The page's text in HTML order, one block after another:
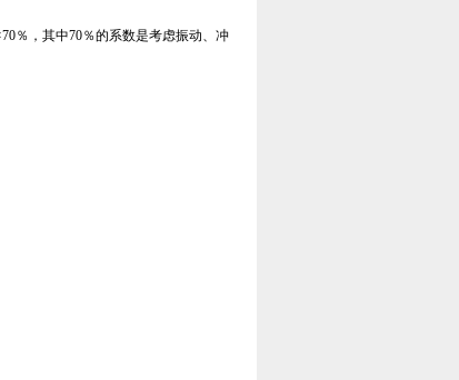
％，其中70％的系数是考虑振动、冲